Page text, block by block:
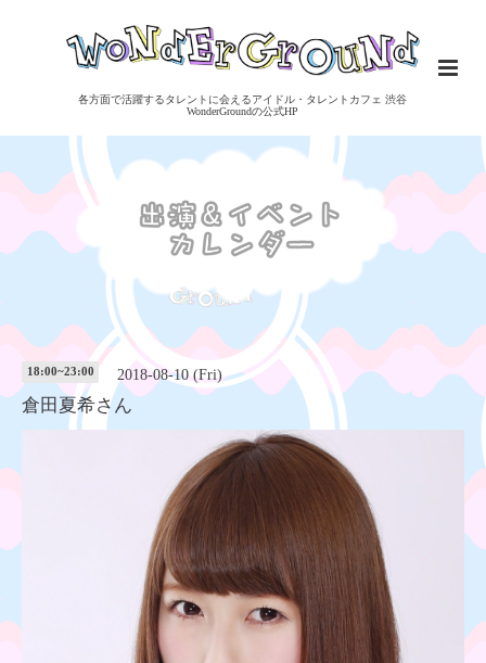
各方面で活躍するタレントに会えるアイドル・タレントカフェ 渋谷
WonderGroundの公式HP
18:00~23:00 2018-08-10 (Fri)
倉田夏希さん